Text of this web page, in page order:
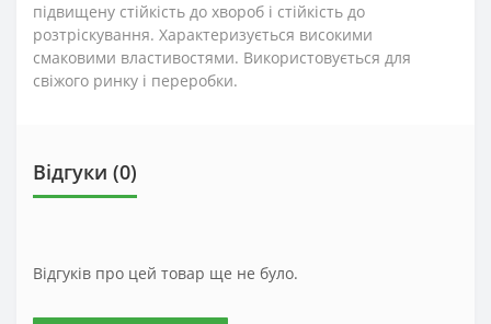
підвищену стійкість до хвороб і стійкість до
розтріскування. Характеризується високими
смаковими властивостями. Використовується для
свіжого ринку і переробки.
Відгуки (0)
Відгуків про цей товар ще не було.